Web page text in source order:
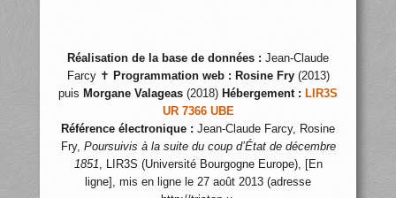
Réalisation de la base de données : Jean-Claude
Farcy ✝ Programmation web : Rosine Fry(2013)
puis Morgane Valageas (2018) Hébergement : LIR3S
UR 7366 UBE
Référence électronique : Jean-Claude Farcy, Rosine
Fry, Poursuivis à la suite du coup d’État de décembre
1851, LIR3S (Université Bourgogne Europe), [En
ligne], mis en ligne le 27 août 2013 (adresse